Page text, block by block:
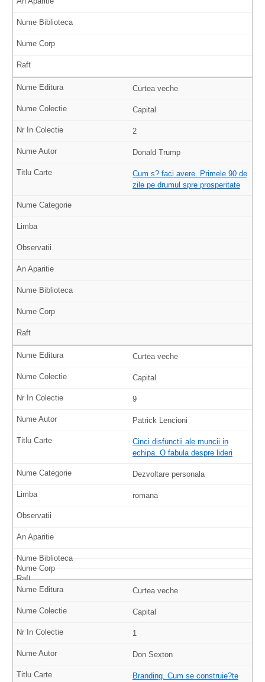
Curtea veche
Capital
2
Donald Trump
Cum s? faci avere. Primele 90 de
zile pe drumul spre prosperitate
Curtea veche
Capital
9
Patrick Lencioni
Cinci disfunctii ale muncii in
echipa. O fabula despre lideri
Dezvoltare personala
romana
Curtea veche
Capital
1
Don Sexton
Branding. Cum se construie?te